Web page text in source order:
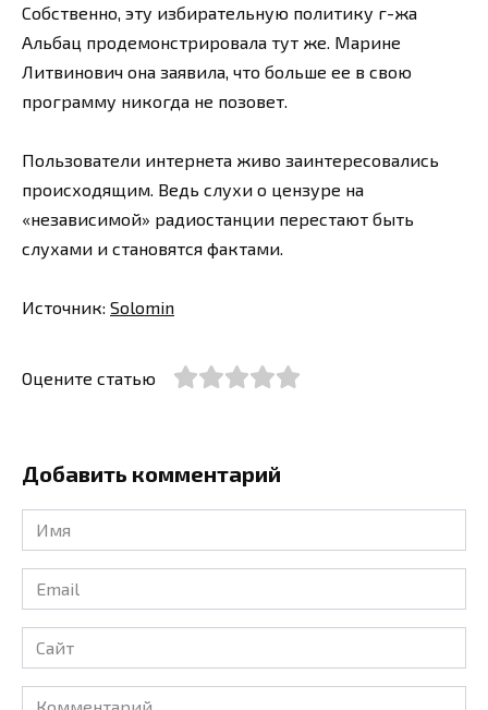
Собственно, эту избирательную политику г-жа
Альбац продемонстрировала тут же. Марине
Литвинович она заявила, что больше ее в свою
программу никогда не позовет.
Пользователи интернета живо заинтересовались
происходящим. Ведь слухи о цензуре на
«независимой» радиостанции перестают быть
слухами и становятся фактами.
Источник: Solomin
Оцените статью
Добавить комментарий
Имя
*
Email
*
Сайт
Комментарий